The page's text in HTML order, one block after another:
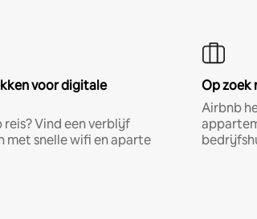
voor digitale
reis? Vind een verblijf
met snelle wifi en aparte
Op zoek
Airbnb